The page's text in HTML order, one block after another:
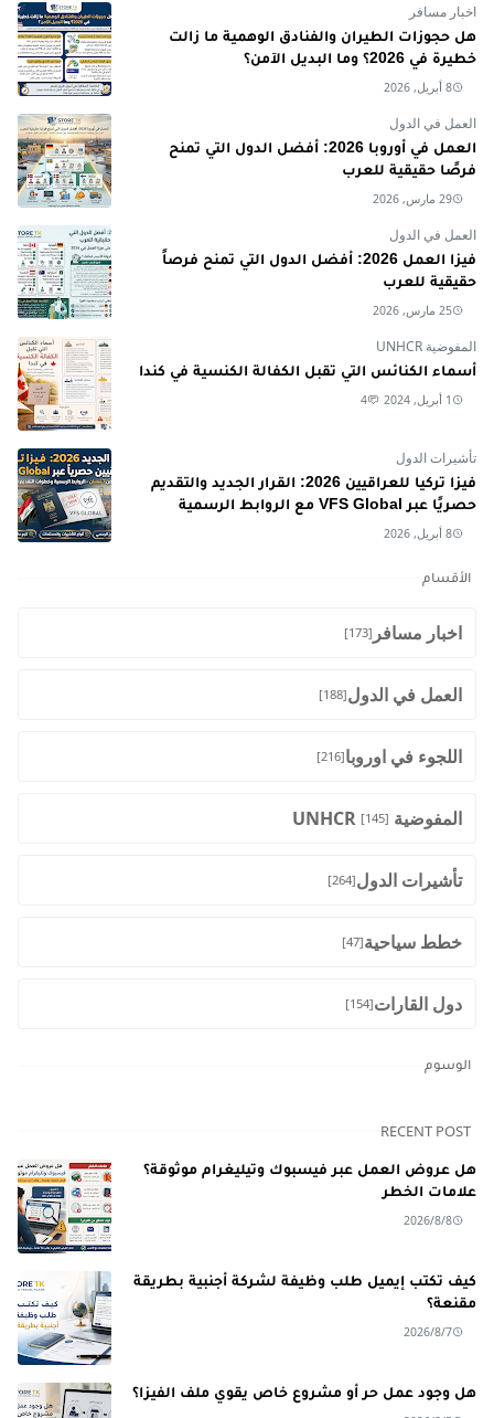
اخبار مسافر
هل حجوزات الطيران والفنادق الوهمية ما زالت
خطيرة في 2026؟ وما البديل الآمن؟
8 أبريل, 2026
العمل في الدول
العمل في أوروبا 2026: أفضل الدول التي تمنح
فرصًا حقيقية للعرب
29 مارس, 2026
العمل في الدول
فيزا العمل 2026: أفضل الدول التي تمنح فرصاً
حقيقية للعرب
25 مارس, 2026
المفوضية UNHCR
أسماء الكنائس التي تقبل الكفالة الكنسية في كندا
1 أبريل, 2024 4
تأشيرات الدول
فيزا تركيا للعراقيين 2026: القرار الجديد والتقديم
حصريًا عبر VFS Global مع الروابط الرسمية
8 أبريل, 2026
الأقسام
اخبار مسافر [173]
العمل في الدول[188]
اللجوء في اوروبا[216]
المفوضية UNHCR [145]
تأشيرات الدول[264]
خطط سياحية[47]
دول القارات[154]
الوسوم
RECENT POST
هل عروض العمل عبر فيسبوك وتيليغرام موثوقة؟
علامات الخطر
2026/8/8
كيف تكتب إيميل طلب وظيفة لشركة أجنبية بطريقة
مقنعة؟
2026/8/7
هل وجود عمل حر أو مشروع خاص يقوي ملف الفيزا؟